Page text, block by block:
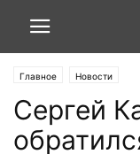
Главное Новости
Сергей